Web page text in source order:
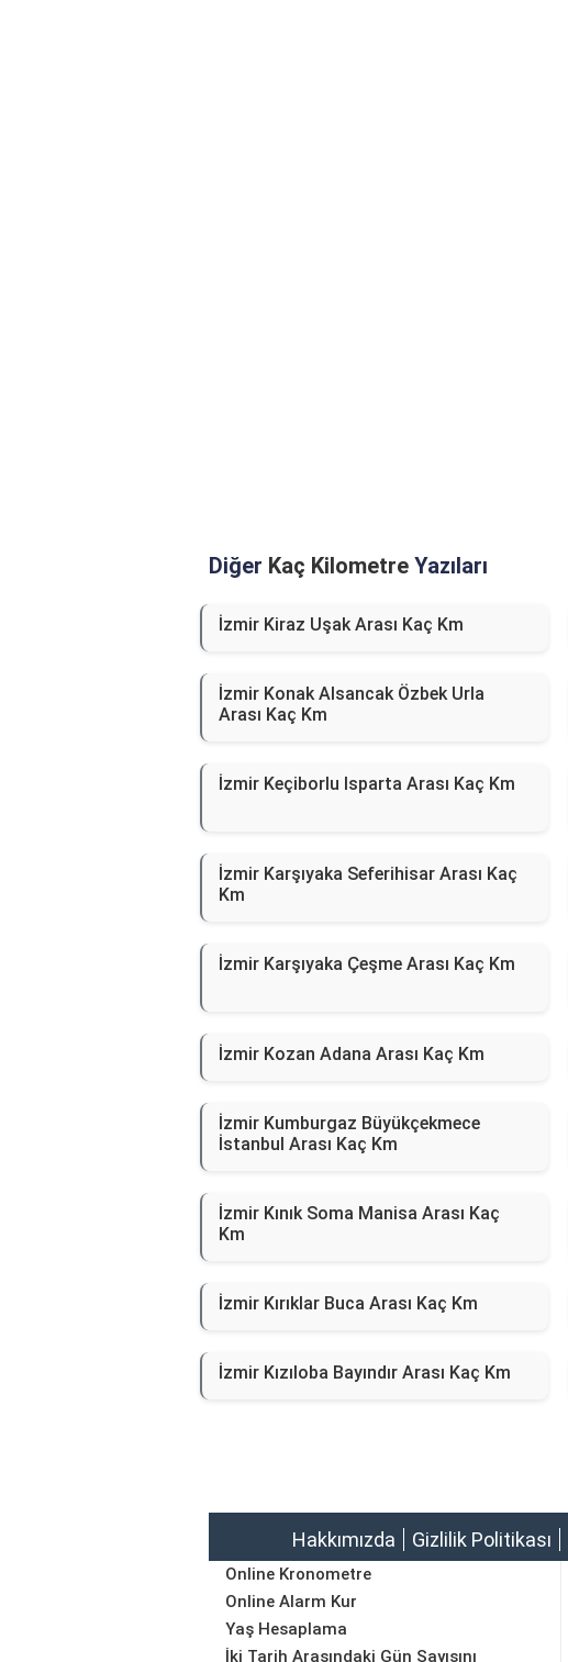
Diğer Kaç Kilometre Yazıları
İzmir Kiraz Uşak Arası Kaç Km
İzmir Konak Alsancak Özbek Urla
Arası Kaç Km
İzmir Keçiborlu Isparta Arası Kaç Km
İzmir Karşıyaka Seferihisar Arası Kaç
Km
İzmir Karşıyaka Çeşme Arası Kaç Km
İzmir Kozan Adana Arası Kaç Km
İzmir Kumburgaz Büyükçekmece
İstanbul Arası Kaç Km
İzmir Kınık Soma Manisa Arası Kaç
Km
İzmir Kırıklar Buca Arası Kaç Km
İzmir Kızıloba Bayındır Arası Kaç Km
Hakkımızda Gizlilik Politikası
Online Kronometre
Online Alarm Kur
Yaş Hesaplama
İki Tarih Arasındaki Gün Sayısını